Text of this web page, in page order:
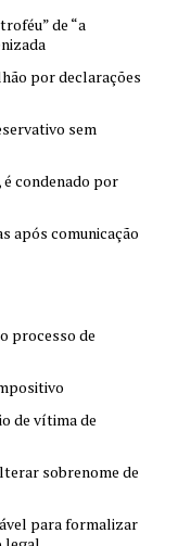
de “a
por declarações
sem
condenado por
após comunicação
processo de
de vítima de
sobrenome de
para formalizar